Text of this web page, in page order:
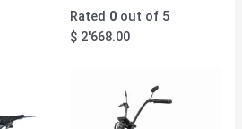
Rated 0out of 5
$2'668.00